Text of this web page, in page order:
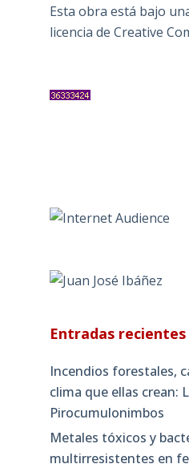
Esta obra está bajo
licencia de Creative
Entradas recientes
Incendios forestales,
clima que ellas crean:
Pirocumulonimbos
Metales tóxicos y
multirresistentes en